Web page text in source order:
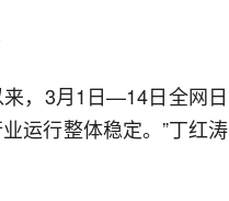
，3月1日—14日全网日
运行整体稳定。”丁红涛